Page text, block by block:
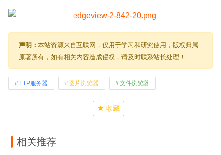
声明： 本站资源来自互联网，仅用于学习和研究使用，版权归属
原著所有，如有相关内容造成侵权，请及时联系站长处理！
FTP服务器 图片浏览器 文件浏览器
收藏
相关推荐